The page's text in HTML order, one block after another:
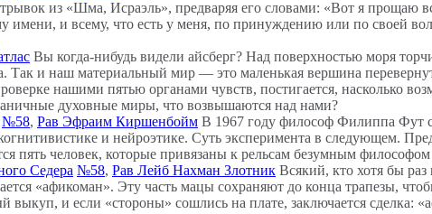
из «Шма, Исраэль», предваряя его словами: «Вот я прощаю
имени, и всему, что есть у меня, по принуждению или по своей
Вы когда-нибудь видели айсберг? Над поверхностью моря
Так и наш материальный мир — это маленькая вершина
нашими пятью органами чувств, постигается,
духовные миры, что возвышаются над нами?
№58, Рав Эфраим Киршенбойм В 1967 году философ Филиппа Фут
и нейроэтике. Суть эксперимента в следующем.
пять человек, которые привязаны к рельсам безумным
Седера №58, Рав Лейб Нахман Злотник Всякий, кто хотя бы
«афикоман». Эту часть мацы сохраняют до конца трапезы,
выкуп, и если «стороны» сошлись на плате, заключается сделка: